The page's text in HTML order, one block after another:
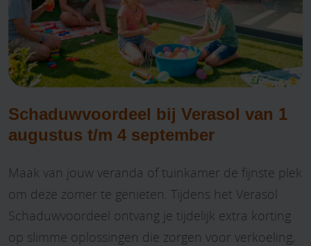
Schaduwvoordeel bij Verasol van 1
augustus t/m 4 september
Maak van jouw veranda of tuinkamer de fijnste plek
om deze zomer te genieten. Tijdens het Verasol
Schaduwvoordeel ontvang je tijdelijk extra korting
op slimme oplossingen die zorgen voor verkoeling,